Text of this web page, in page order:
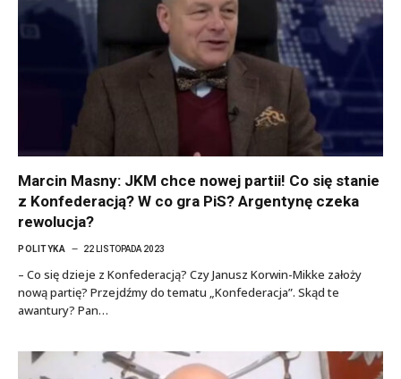
Marcin Masny: JKM chce nowej partii! Co się stanie
z Konfederacją? W co gra PiS? Argentynę czeka
rewolucja?
POLITYKA 22 LISTOPADA 2023
– Co się dzieje z Konfederacją? Czy Janusz Korwin-Mikke założy
nową partię? Przejdźmy do tematu „Konfederacja”. Skąd te
awantury? Pan…